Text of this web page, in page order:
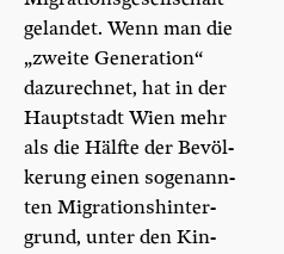
gelan­det. Wenn man die
„zwei­te Gene­ra­ti­on“
dazu­rech­net, hat in der
Haupt­stadt Wien mehr
als die Hälf­te der Bevöl­
ke­rung einen soge­nann­
ten Migra­ti­ons­hin­ter­
grund, unter den Kin­